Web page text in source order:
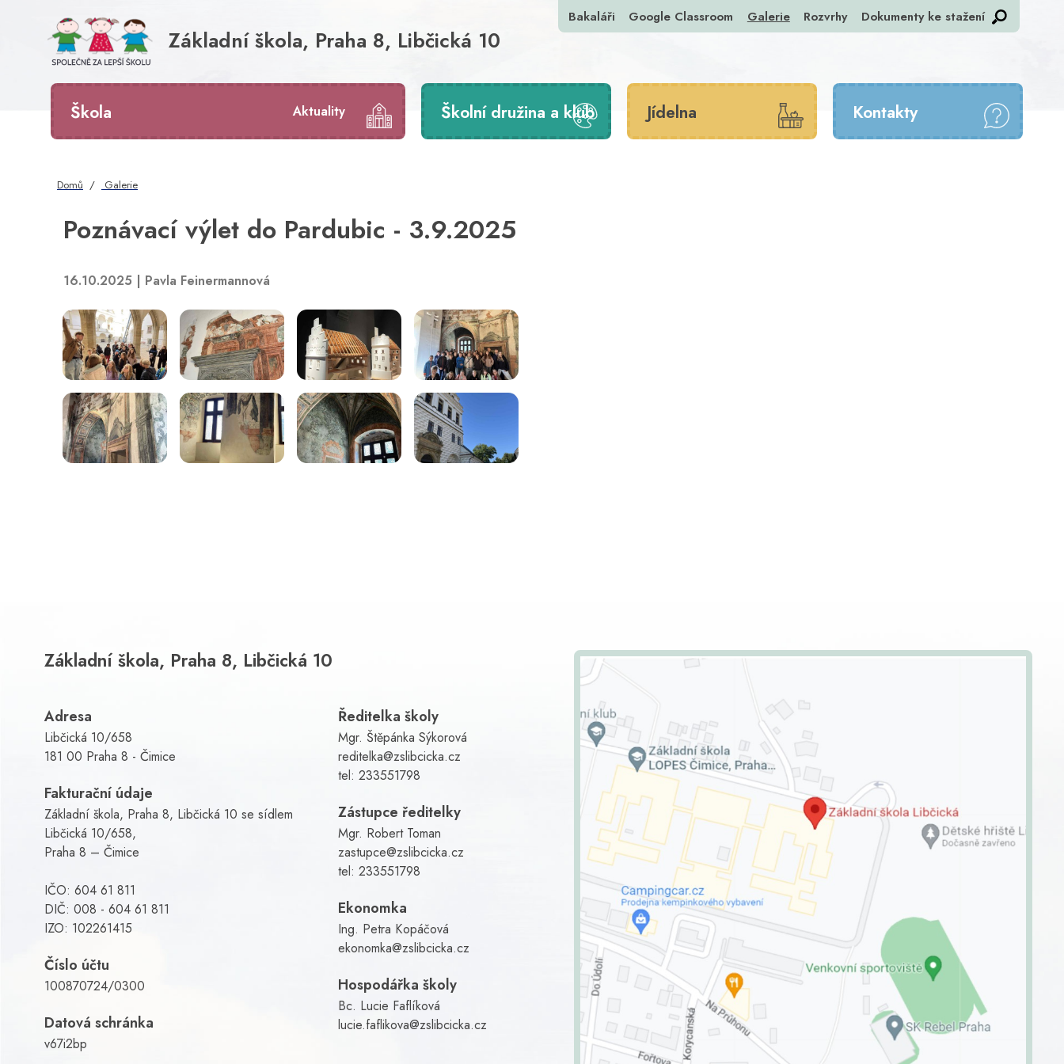
Základní škola, Praha 8, Libčická 10
Bakaláři Google Classroom Galerie Rozvrhy Dokumenty ke stažení
Aktuality
Škola Školní družina a klub Jídelna Kontakty
Domů Galerie
Poznávací výlet do Pardubic - 3.9.2025
16.10.2025 | Pavla Feinermannová
Základní škola, Praha 8, Libčická 10
Adresa
Libčická 10/658
181 00 Praha 8 - Čimice
Fakturační údaje
Základní škola, Praha 8, Libčická 10 se sídlem
Libčická 10/658,
Praha 8 – Čimice
IČO: 604 61 811
DIČ: 008 - 604 61 811
IZO: 102261415
Číslo účtu
100870724/0300
Datová schránka
v67i2bp
Ředitelka školy
Mgr. Štěpánka Sýkorová
reditelka@zslibcicka.cz
tel: 233551798
Zástupce ředitelky
Mgr. Robert Toman
zastupce@zslibcicka.cz
tel: 233551798
Ekonomka
Ing. Petra Kopáčová
ekonomka@zslibcicka.cz
Hospodářka školy
Bc. Lucie Faflíková
lucie.faflikova@zslibcicka.cz